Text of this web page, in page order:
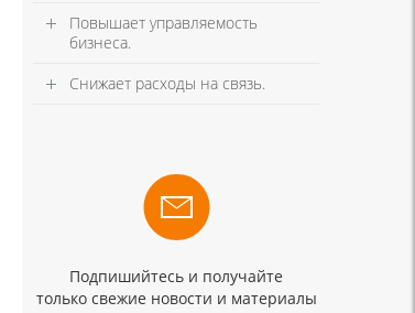
Повышает управляемость
бизнеса.
Снижает расходы на связь.
Подпишийтесь и получайте
только свежие новости и материалы